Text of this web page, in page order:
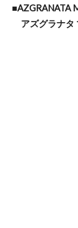
■​AZGRANATA
アズグラナタ